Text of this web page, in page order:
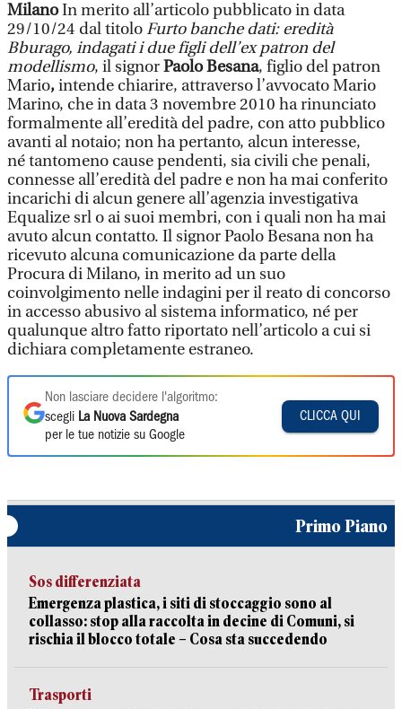
MilanoIn merito all’articolo pubblicato in data
29/10/24 dal titoloFurto banche dati: eredità
Bburago, indagati i due figli dell’ex patron del
modellismo, il signorPaolo Besana, figlio del patron
Mario,intende chiarire, attraverso l’avvocato Mario
Marino, che in data 3 novembre 2010 ha rinunciato
formalmente all’eredità del padre, con atto pubblico
avanti al notaio; non ha pertanto, alcun interesse,
né tantomeno cause pendenti, sia civili che penali,
connesse all’eredità del padre e non ha mai conferito
incarichi di alcun genere all’agenzia investigativa
Equalize srl o ai suoi membri, con i quali non ha mai
avuto alcun contatto. Il signor Paolo Besana non ha
ricevuto alcuna comunicazione da parte della
Procura di Milano, in merito ad un suo
coinvolgimento nelle indagini per il reato di concorso
in accesso abusivo al sistema informatico, né per
qualunque altro fatto riportato nell’articolo a cui si
dichiara completamente estraneo.
Non lasciare decidere l'algoritmo:
scegli La Nuova Sardegna
per le tue notizie su Google
CLICCA QUI
Primo Piano
Sos differenziata
Emergenza plastica, i siti di stoccaggio sono al
collasso: stop alla raccolta in decine di Comuni, si
rischia il blocco totale – Cosa sta succedendo
Trasporti